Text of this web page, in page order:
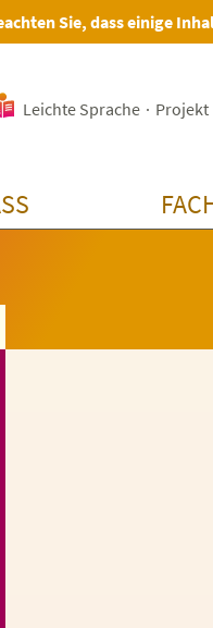
Sie, dass einige
Leichte Sprache · Projekt